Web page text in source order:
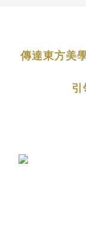
傳達東方美
引